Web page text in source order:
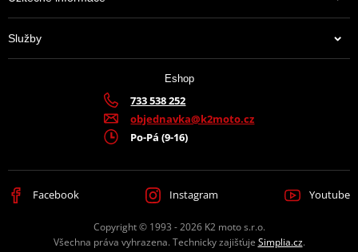
Služby
Eshop
733 538 252
objednavka@k2moto.cz
Po-Pá (9-16)
Facebook Instagram Youtube
Copyright © 1993 - 2026 K2 moto s.r.o.
Všechna práva vyhrazena. Technicky zajišťuje Simplia.cz.